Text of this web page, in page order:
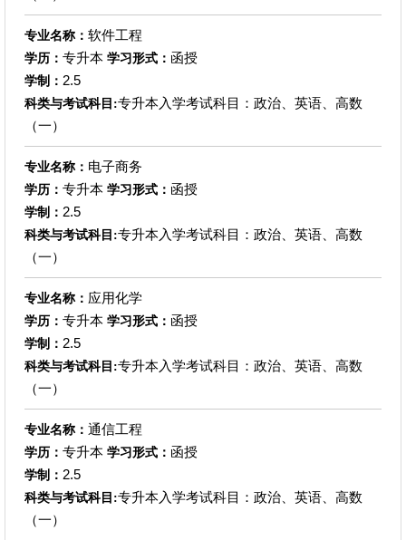
专业名称： 软件工程
学历： 专升本 学习形式： 函授
学制： 2.5
科类与考试科目:专升本入学考试科目：政治、英语、高数
（一）
专业名称： 电子商务
学历： 专升本 学习形式： 函授
学制： 2.5
科类与考试科目:专升本入学考试科目：政治、英语、高数
（一）
专业名称： 应用化学
学历： 专升本 学习形式： 函授
学制： 2.5
科类与考试科目:专升本入学考试科目：政治、英语、高数
（一）
专业名称： 通信工程
学历： 专升本 学习形式： 函授
学制： 2.5
科类与考试科目:专升本入学考试科目：政治、英语、高数
（一）